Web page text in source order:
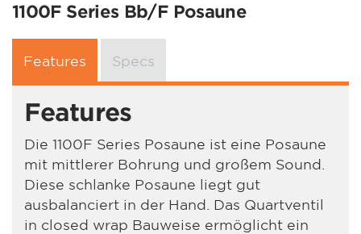
1100F Series Bb/F Posaune
Features Specs
Features
Die 1100F Series Posaune ist eine Posaune
mit mittlerer Bohrung und großem Sound.
Diese schlanke Posaune liegt gut
ausbalanciert in der Hand. Das Quartventil
in closed wrap Bauweise ermöglicht ein